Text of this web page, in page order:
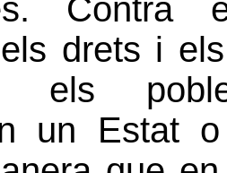
Contra
drets i
els
un Estat